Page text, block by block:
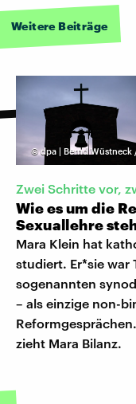
Weitere Beiträge
©dpa | Bernd Wüstneck
Zwei Schritte vor,
Wie es um die
Sexuallehre
Mara Klein hat
studiert. Er*sie war
sogenannten
– als einzige non-
zieht Mara Bilanz.